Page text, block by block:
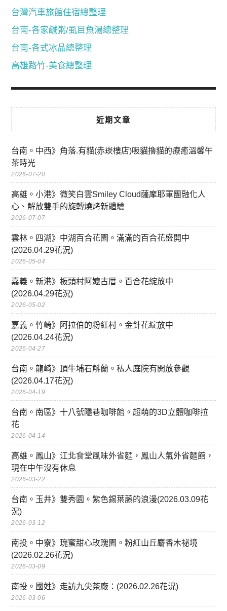
台灣汽車旅館住宿總整理
台南-各家鹹粥/虱目魚湯總整理
台南-各式冰品總整理
高雄路竹-美食總整理
近期文章
台南。中西》角落.有貓(赤崁樓店)吸貓擼貓的療癒溫馨午
茶時光
2026-07-20
高雄。小港》微笑白雲Smiley Cloud薩摩耶軍團融化人
心、解放雙手的旋轉燒烤新體驗
2026-07-07
雲林。四湖》中湖百合花園。滿滿的百合花盛開中
(2026.04.29花況)
2026-05-04
嘉義。新港》板頭村阿嬤古厝。百合花綻放中
(2026.04.29花況)
2026-05-02
嘉義。竹崎》阿拉伯的粉紅村。金針花綻放中
(2026.04.24花況)
2026-04-27
台南。龍崎》頂牛埔石斛蘭。私人庭院有開放參觀
(2026.04.17花況)
2026-04-19
台南。南區》十八號隱巷咖啡館。超萌的3D立體咖啡拉
花
2026-04-14
高雄。鳳山》江北食堂風味外省麵，鳳山人氣外省麵館，
現在中午沒有休息
2026-03-22
台南。玉井》雙秀園。紫色錫葉藤的浪漫(2026.03.09花
況)
2026-03-12
南投。中寮》瑰蜜甜心玫瑰園。粉紅山丘麝香木祕境
(2026.02.26花況)
2026-03-09
南投。國姓》走訪九尖茶廠：(2026.02.26花況)
2026-03-06